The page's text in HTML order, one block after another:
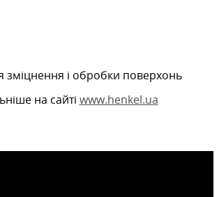
зміцнення і обробки поверхонь
на сайті www.henkel.ua